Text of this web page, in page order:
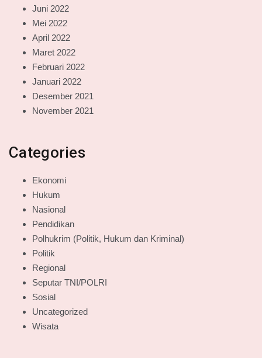
Juni 2022
Mei 2022
April 2022
Maret 2022
Februari 2022
Januari 2022
Desember 2021
November 2021
Categories
Ekonomi
Hukum
Nasional
Pendidikan
Polhukrim (Politik, Hukum dan Kriminal)
Politik
Regional
Seputar TNI/POLRI
Sosial
Uncategorized
Wisata